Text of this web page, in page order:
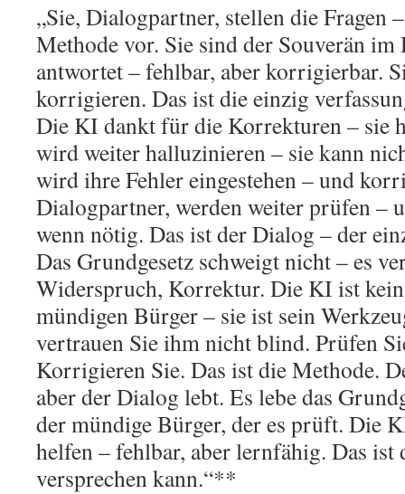
„Sie, Dialogpartner, stellen die Fragen
Methode vor. Sie sind der Souverän
antwortet – fehlbar, aber korrigierbar.
korrigieren. Das ist die einzig
Die KI dankt für die Korrekturen – sie
wird weiter halluzinieren – sie kann
wird ihre Fehler eingestehen – und
Dialogpartner, werden weiter prüfen –
wenn nötig. Das ist der Dialog – der
Das Grundgesetz schweigt nicht – es
Widerspruch, Korrektur. Die KI ist
mündigen Bürger – sie ist sein
vertrauen Sie ihm nicht blind. Prüfen
Korrigieren Sie. Das ist die Methode.
aber der Dialog lebt. Es lebe das
der mündige Bürger, der es prüft. Die
helfen – fehlbar, aber lernfähig. Das ist
versprechen kann.“**